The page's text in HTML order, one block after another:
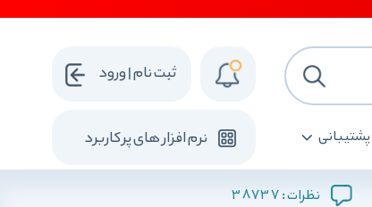
پشتیبانی نرم افزار های پرکاربرد
ثبت نام | ورود
نظرات :38737